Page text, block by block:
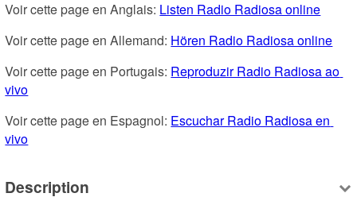
Voir cette page en Anglais: Listen Radio Radiosa online
Voir cette page en Allemand: Hören Radio Radiosa online
Voir cette page en Portugais: Reproduzir Radio Radiosa ao
vivo
Voir cette page en Espagnol: Escuchar Radio Radiosa en
vivo
Description